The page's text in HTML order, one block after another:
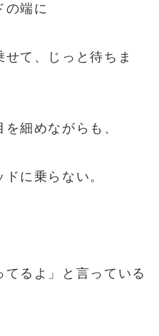
の端に
て、じっと待ちま
細めながらも、
に乗らない。
てるよ」と言っている